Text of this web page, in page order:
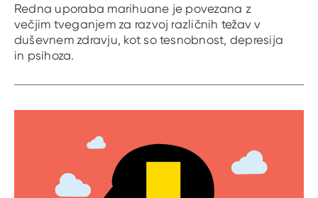
Redna uporaba marihuane je povezana z
večjim tveganjem za razvoj različnih težav v
duševnem zdravju, kot so tesnobnost, depresija
in psihoza.